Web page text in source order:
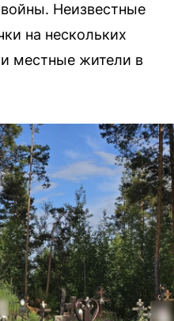
Неизвестные
на нескольких
местные жители в